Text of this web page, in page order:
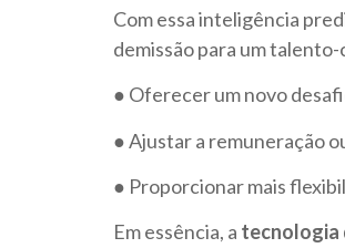
Com essa inteligência
demissão para um
● Oferecer um novo
● Ajustar a remuneração
● Proporcionar mais
Em essência, a tecnologia